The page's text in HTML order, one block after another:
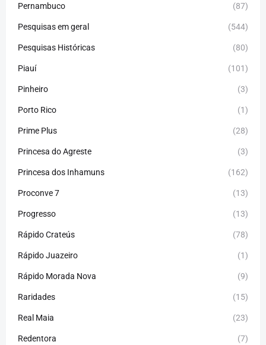
Pernambuco (87)
Pesquisas em geral (544)
Pesquisas Históricas (80)
Piauí (101)
Pinheiro (3)
Porto Rico (1)
Prime Plus (28)
Princesa do Agreste (3)
Princesa dos Inhamuns (162)
Proconve 7 (13)
Progresso (13)
Rápido Crateús (78)
Rápido Juazeiro (1)
Rápido Morada Nova (9)
Raridades (15)
Real Maia (23)
Redentora (7)